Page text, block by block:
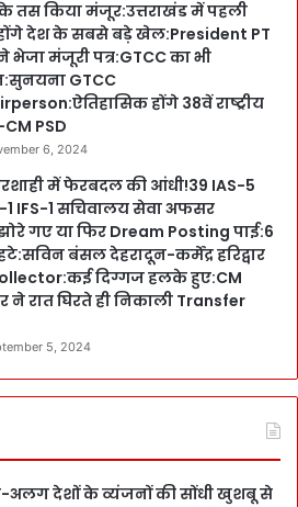
तस किया मंजूर:उत्तराखंड में पहली
देश के सबसे बड़े खेल:President PT
भेजा मंजूरी पत्र:GTCC का भी
GTCC
होंगे 38वें राष्ट्रीय
PSD
6, 2024
में फेरबदल की आंधी!39 IAS-5
1 IFS-1 सचिवालय सेवा अफसर
गए या फिर Dream Posting पाई:6
बंसल देहरादून-कर्मेंद्र हरिद्वार
दिग्गज हलके हुए:CM
ने रात घिरते ही निकाली Transfer
5, 2024
देशों के व्यंजनों की सोंधी खुशबू से